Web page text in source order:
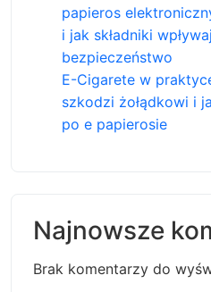
papieros
i jak składniki
bezpieczeństwo
E-Cigarete w
szkodzi żołądkowi i
po e papierosie
Najnowsze
Brak komentarzy do